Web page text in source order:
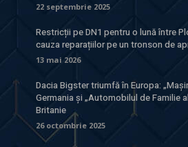
22 septembrie 2025
Restricții pe DN1 pentru o lună între
cauza reparațiilor pe un tronson de
13 mai 2026
Dacia Bigster triumfă în Europa:
Germania și „Automobilul de Familie
Britanie
26 octombrie 2025